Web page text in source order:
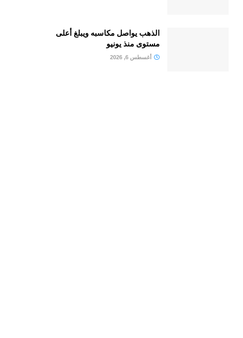
الذهب يواصل مكاسبه ويبلغ أعلى
مستوى منذ يونيو
أغسطس 6, 2026